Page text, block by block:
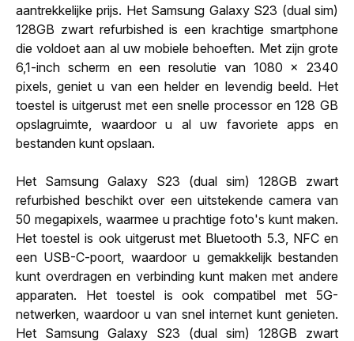
aantrekkelijke prijs. Het Samsung Galaxy S23 (dual sim)
128GB zwart refurbished is een krachtige smartphone
die voldoet aan al uw mobiele behoeften. Met zijn grote
6,1-inch scherm en een resolutie van 1080 x 2340
pixels, geniet u van een helder en levendig beeld. Het
toestel is uitgerust met een snelle processor en 128 GB
opslagruimte, waardoor u al uw favoriete apps en
bestanden kunt opslaan.
Het Samsung Galaxy S23 (dual sim) 128GB zwart
refurbished beschikt over een uitstekende camera van
50 megapixels, waarmee u prachtige foto's kunt maken.
Het toestel is ook uitgerust met Bluetooth 5.3, NFC en
een USB-C-poort, waardoor u gemakkelijk bestanden
kunt overdragen en verbinding kunt maken met andere
apparaten. Het toestel is ook compatibel met 5G-
netwerken, waardoor u van snel internet kunt genieten.
Het Samsung Galaxy S23 (dual sim) 128GB zwart